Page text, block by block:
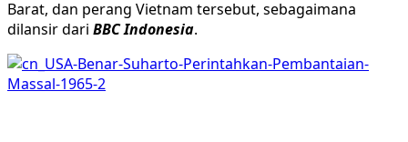
Barat, dan perang Vietnam tersebut, sebagaimana
dilansir dari BBC Indonesia.